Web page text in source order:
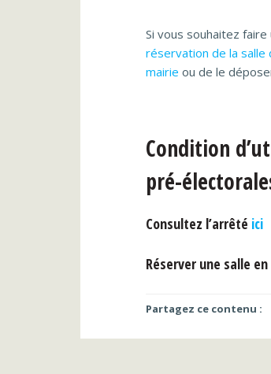
Si vous souhaitez
réservation de la salle
mairie ou de le
Condition
pré-
Consultez l’arrêté ici
Réserver une salle
Partagez ce contenu :